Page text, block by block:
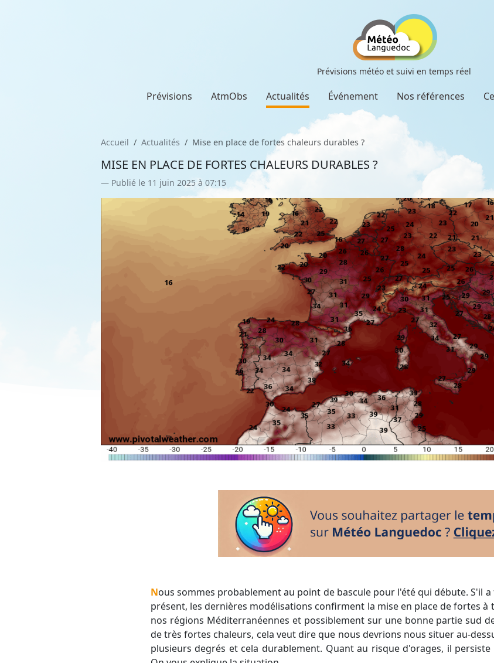
Prévisions météo et suivi en temps réel
Prévisions AtmObs Actualités Événement Nos références
Accueil Actualités Mise en place de fortes chaleurs durables ?
MISE EN PLACE DE FORTES CHALEURS DURABLES ?
Publié le 11 juin 2025 à 07:15
Nous sommes probablement au point de bascule pour l'été qui débute. S'il a fait modestement chaud jusqu'à
présent, les dernières modélisations confirment la mise en place de fortes
nos régions Méditerranéennes et possiblement sur une bonne partie sud
de très fortes chaleurs, cela veut dire que nous devrions nous situer au-
plusieurs degrés et cela durablement. Quant au risque d'orages, il persiste